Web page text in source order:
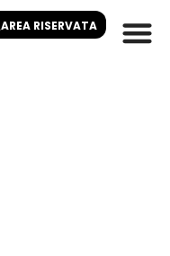
AREA RISERVATA